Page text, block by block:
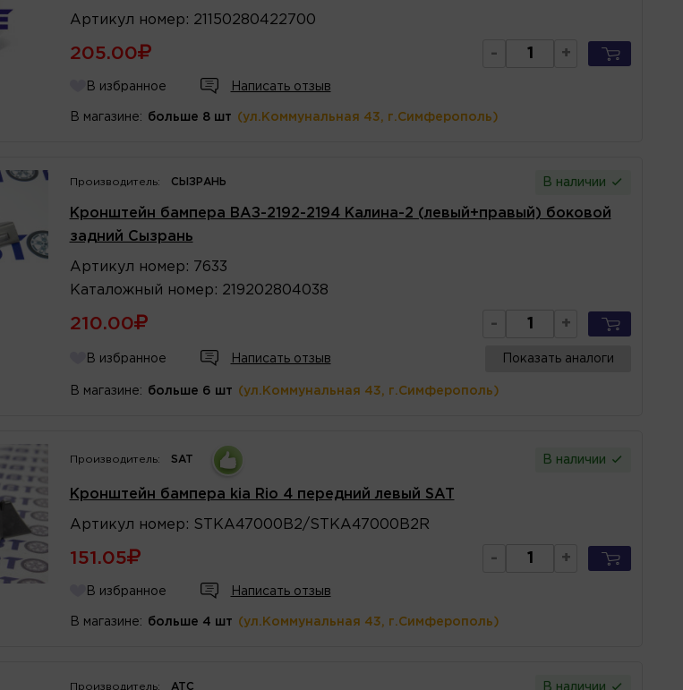
Артикул номер : 21150280422700
205.00 - +
В избранное Написать отзыв
В магазине: больше 8 шт (ул.Коммунальная 43, г.Симферополь)
Производитель: СЫЗРАНЬ В наличии
Кронштейн бампера ВАЗ-2192-2194 Калина-2 (левый+правый) боковой
задний Сызрань
Артикул номер : 7633
Каталожный номер : 219202804038
210.00 - +
В избранное Написать отзыв Показать аналоги
В магазине: больше 6 шт (ул.Коммунальная 43, г.Симферополь)
Производитель: SAT В наличии
Кронштейн бампера kia Rio 4 передний левый SAT
Артикул номер : STKA47000B2/STKA47000B2R
151.05 - +
В избранное Написать отзыв
В магазине: больше 4 шт (ул.Коммунальная 43, г.Симферополь)
Производитель: ATC В наличии